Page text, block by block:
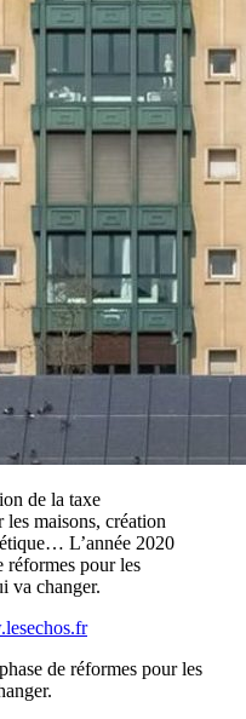
de la taxe
maisons, création
L’année 2020
réformes pour les
va changer.
de réformes pour les